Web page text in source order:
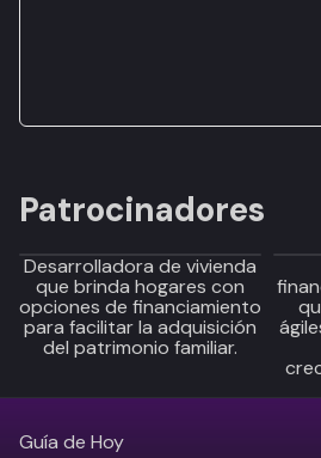
Patrocinadores
Desarrolladora de vivienda
que brinda hogares con
opciones de financiamiento
para facilitar la adquisición
del patrimonio familiar.
Guía de Hoy